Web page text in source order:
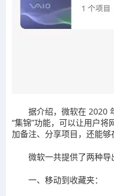
据介绍，微软在 2020
“集锦”功能，可以让用户
加备注、分享项目，还能够
微软一共提供了两种导
一、移动到收藏夹：